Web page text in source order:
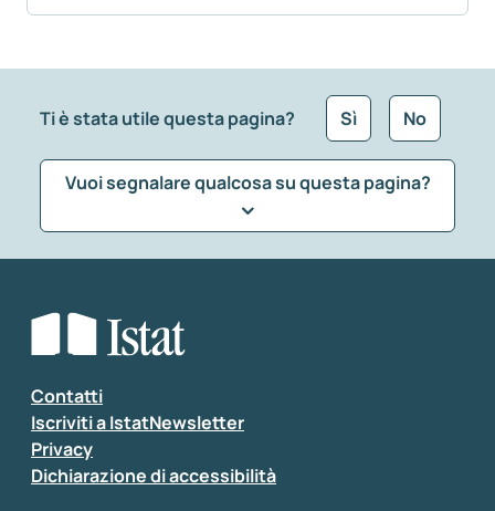
Ti è stata utile questa pagina? Sì No
Vuoi segnalare qualcosa su questa pagina?
Seleziona la tipologia della segnalazione
Inserisci il tuo commento
Contatti
Iscriviti a IstatNewsletter
Privacy
Dichiarazione di accessibilità